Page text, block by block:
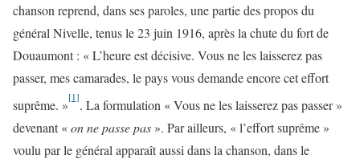
chanson reprend, dans ses paroles, une partie des propos du
général Nivelle, tenus le 23 juin 1916, après la chute du fort de
Douaumont : « L’heure est décisive. Vous ne les laisserez pas
passer, mes camarades, le pays vous demande encore cet effort
suprême. »[1]. La formulation « Vous ne les laisserez pas passer »
devenant «on ne passe pas ». Par ailleurs, « l’effort suprême »
voulu par le général apparaît aussi dans la chanson, dans le